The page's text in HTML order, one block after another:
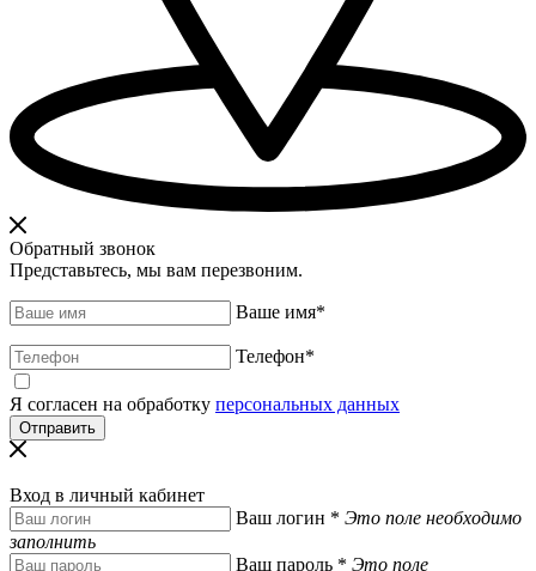
Обратный звонок
Представьтесь, мы вам перезвоним.
Ваше имя*
Телефон*
Я согласен на обработку персональных данных
Вход в личный кабинет
Ваш логин * Это поле необходимо
заполнить
Ваш пароль * Это поле